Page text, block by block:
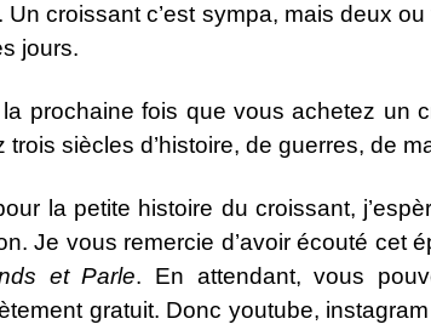
Un croissant c’est sympa, mais deux
jours.
prochaine fois que vous achetez un
trois siècles d’histoire, de guerres, de
la petite histoire du croissant,
Je vous remercie d’avoir écouté cet
et Parle. En attendant, vous
gratuit. Donc youtube,